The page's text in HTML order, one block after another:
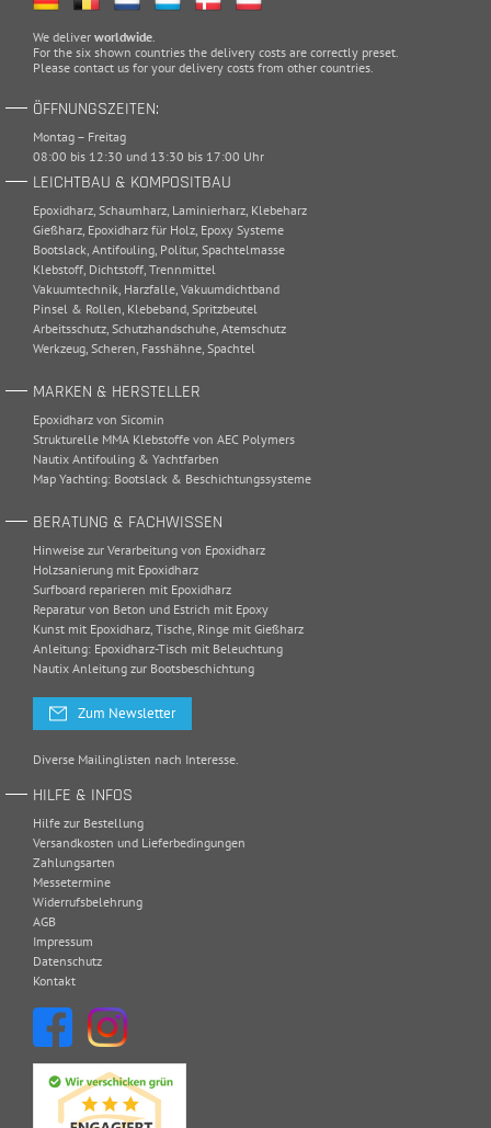
We deliver worldwide.
For the six shown countries the delivery costs are correctly preset.
Please contact us for your delivery costs from other countries.
ÖFFNUNGSZEITEN:
Montag – Freitag
08:00 bis 12:30 und 13:30 bis 17:00 Uhr
LEICHTBAU & KOMPOSITBAU
Epoxidharz, Schaumharz, Laminierharz, Klebeharz
Gießharz, Epoxidharz für Holz, Epoxy Systeme
Bootslack, Antifouling, Politur, Spachtelmasse
Klebstoff, Dichtstoff, Trennmittel
Vakuumtechnik, Harzfalle, Vakuumdichtband
Pinsel & Rollen, Klebeband, Spritzbeutel
Arbeitsschutz, Schutzhandschuhe, Atemschutz
Werkzeug, Scheren, Fasshähne, Spachtel
MARKEN & HERSTELLER
Epoxidharz von Sicomin
Strukturelle MMA Klebstoffe von AEC Polymers
Nautix Antifouling & Yachtfarben
Map Yachting: Bootslack & Beschichtungssysteme
BERATUNG & FACHWISSEN
Hinweise zur Verarbeitung von Epoxidharz
Holzsanierung mit Epoxidharz
Surfboard reparieren mit Epoxidharz
Reparatur von Beton und Estrich mit Epoxy
Kunst mit Epoxidharz, Tische, Ringe mit Gießharz
Anleitung: Epoxidharz-Tisch mit Beleuchtung
Nautix Anleitung zur Bootsbeschichtung
Zum Newsletter
Diverse Mailinglisten nach Interesse.
HILFE & INFOS
Hilfe zur Bestellung
Versandkosten und Lieferbedingungen
Zahlungsarten
Messetermine
Widerrufsbelehrung
AGB
Impressum
Datenschutz
Kontakt